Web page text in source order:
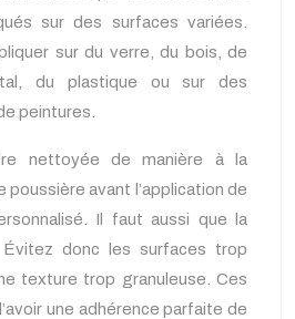
sur des surfaces variées.
sur du verre, du bois, de
du plastique ou sur des
peintures.
nettoyée de manière à la
avant l’application de
Il faut aussi que la
donc les surfaces trop
texture trop granuleuse. Ces
une adhérence parfaite de